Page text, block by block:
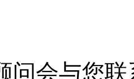
问会与您